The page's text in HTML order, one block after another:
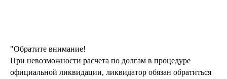
"Обратите внимание!
При невозможности расчета по долгам в процедуре
официальной ликвидации, ликвидатор обязан обратиться